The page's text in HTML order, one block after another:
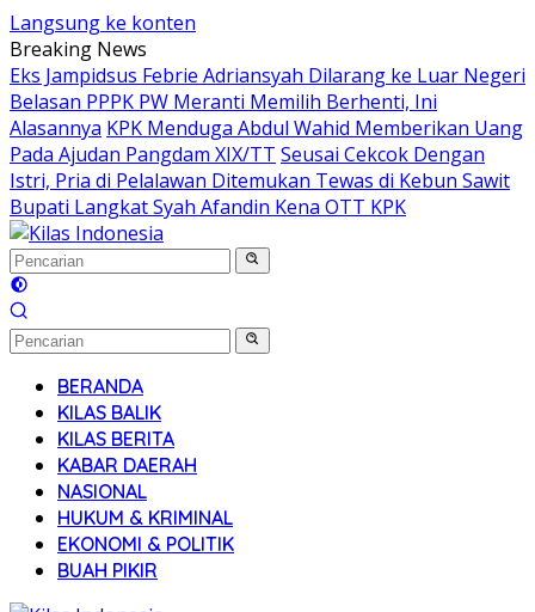
Langsung ke konten
Breaking News
Eks Jampidsus Febrie Adriansyah Dilarang ke Luar Negeri
Belasan PPPK PW Meranti Memilih Berhenti, Ini
Alasannya KPK Menduga Abdul Wahid Memberikan Uang
Pada Ajudan Pangdam XIX/TT Seusai Cekcok Dengan
Istri, Pria di Pelalawan Ditemukan Tewas di Kebun Sawit
Bupati Langkat Syah Afandin Kena OTT KPK
BERANDA
KILAS BALIK
KILAS BERITA
KABAR DAERAH
NASIONAL
HUKUM & KRIMINAL
EKONOMI & POLITIK
BUAH PIKIR